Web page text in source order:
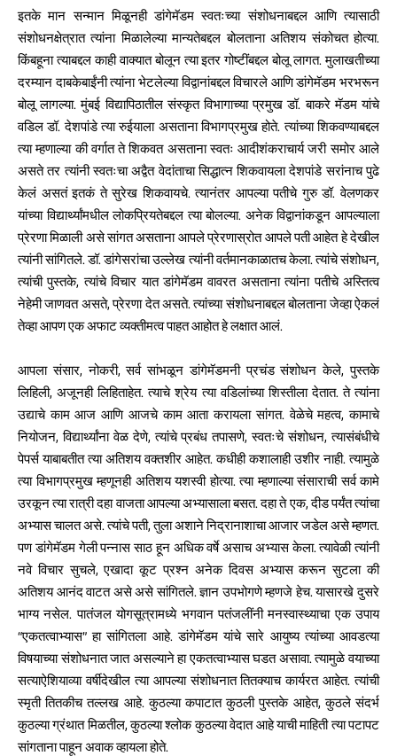
इतके मान सन्मान मिळूनही डांगेमॅडम स्वतःच्या संशोधनाबद्दल आणि त्यासाठी
संशोधनक्षेत्रात त्यांना मिळालेल्या मान्यतेबद्दल बोलताना अतिशय संकोचत होत्या.
किंबहूना त्याबद्दल काही वाक्यात बोलून त्या इतर गोष्टींबद्दल बोलू लागत. मुलाखतीच्या
दरम्यान दाबकेबाईंनी त्यांना भेटलेल्या विद्वानांबद्दल विचारले आणि डांगेमॅडम भरभरून
बोलू लागल्या. मुंबई विद्यापिठातील संस्कृत विभागाच्या प्रमुख डॉ. बाकरे मॅडम यांचे
वडिल डॉ. देशपांडे त्या रुईयाला असताना विभागप्रमुख होते. त्यांच्या शिकवण्याबद्दल
त्या म्हणाल्या की वर्गात ते शिकवत असताना स्वतः आदीशंकराचार्य जरी समोर आले
असते तर त्यांनी स्वतःचा अद्वैत वेदांताचा सिद्धात्न शिकवायला देशपांडे सरांनाच पुढे
केलं असतं इतकं ते सुरेख शिकवायचे. त्यानंतर आपल्या पतीचे गुरु डॉ. वेलणकर
यांच्या विद्यार्थ्यांमधील लोकप्रियतेबद्दल त्या बोलल्या. अनेक विद्वानांकडून आपल्याला
प्रेरणा मिळाली असे सांगत असताना आपले प्रेरणास्रोत आपले पती आहेत हे देखील
त्यांनी सांगितले. डॉ. डांगेसरांचा उल्लेख त्यांनी वर्तमानकाळातच केला. त्यांचे संशोधन,
त्यांची पुस्तके, त्यांचे विचार यात डांगेमॅडम वावरत असताना त्यांना पतीचे अस्तित्व
नेहेमी जाणवत असते, प्रेरणा देत असते. त्यांच्या संशोधनाबद्दल बोलताना जेव्हा ऐकलं
तेव्हा आपण एक अफाट व्यक्तीमत्व पाहत आहोत हे लक्षात आलं.
आपला संसार, नोकरी, सर्व सांभळून डांगेमॅडमनी प्रचंड संशोधन केले, पुस्तके
लिहिली, अजूनही लिहिताहेत. त्याचे श्रेय त्या वडिलांच्या शिस्तीला देतात. ते त्यांना
उद्याचे काम आज आणि आजचे काम आता करायला सांगत. वेळेचे महत्व, कामाचे
नियोजन, विद्यार्थ्यांना वेळ देणे, त्यांचे प्रबंध तपासणे, स्वतःचे संशोधन, त्यासंबंधीचे
पेपर्स याबाबतीत त्या अतिशय वक्तशीर आहेत. कधीही कशालाही उशीर नाही. त्यामुळे
त्या विभागप्रमुख म्हणूनही अतिशय यशस्वी होत्या. त्या म्हणाल्या संसाराची सर्व कामे
उरकून त्या रात्री दहा वाजता आपल्या अभ्यासाला बसत. दहा ते एक, दीड पर्यंत त्यांचा
अभ्यास चालत असे. त्यांचे पती, तुला अशाने निद्रानाशाचा आजार जडेल असे म्हणत.
पण डांगेमॅडम गेली पन्नास साठ हून अधिक वर्षे असाच अभ्यास केला. त्यावेळी त्यांनी
नवे विचार सुचले, एखादा कूट प्रश्न अनेक दिवस अभ्यास करून सुटला की
अतिशय आनंद वाटत असे असे सांगितले. ज्ञान उपभोगणे म्हणजे हेच. यासारखे दुसरे
भाग्य नसेल. पातंजल योगसूत्रामध्ये भगवान पतंजलींनी मनस्वास्थ्याचा एक उपाय
“एकतत्वाभ्यास” हा सांगितला आहे. डांगेमॅडम यांचे सारे आयुष्य त्यांच्या आवडत्या
विषयाच्या संशोधनात जात असल्याने हा एकतत्वाभ्यास घडत असावा. त्यामुळे वयाच्या
सत्याऐशियाव्या वर्षीदेखील त्या आपल्या संशोधनात तितक्याच कार्यरत आहेत. त्यांची
स्मृती तितकीच तल्लख आहे. कुठल्या कपाटात कुठली पुस्तके आहेत, कुठले संदर्भ
कुठल्या ग्रंथात मिळतील, कुठल्या श्लोक कुठल्या वेदात आहे याची माहिती त्या पटापट
सांगताना पाहून अवाक व्हायला होते.